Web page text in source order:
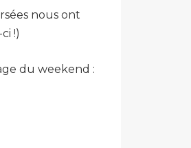
nous ont
!)
du weekend :